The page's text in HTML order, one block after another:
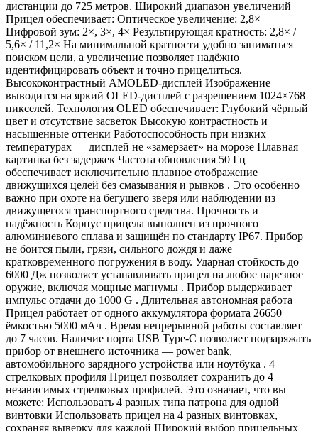
дистанции до 725 метров. Широкий диапазон увеличений
Прицел обеспечивает: Оптическое увеличение: 2,8×
Цифровой зум: 2×, 3×, 4× Результирующая кратность: 2,8× /
5,6× / 11,2× На минимальной кратности удобно заниматься
поиском цели, а увеличение позволяет надёжно
идентифицировать объект и точно прицелиться.
Высококонтрастный AMOLED-дисплей Изображение
выводится на яркий OLED-дисплей с разрешением 1024×768
пикселей. Технология OLED обеспечивает: Глубокий чёрный
цвет и отсутствие засветок Высокую контрастность и
насыщенные оттенки Работоспособность при низких
температурах — дисплей не «замерзает» на морозе Плавная
картинка без задержек Частота обновления 50 Гц
обеспечивает исключительно плавное отображение
движущихся целей без смазывания и рывков . Это особенно
важно при охоте на бегущего зверя или наблюдении из
движущегося транспортного средства. Прочность и
надёжность Корпус прицела выполнен из прочного
алюминиевого сплава и защищён по стандарту IP67. Прибор
не боится пыли, грязи, сильного дождя и даже
кратковременного погружения в воду. Ударная стойкость до
6000 Дж позволяет устанавливать прицел на любое нарезное
оружие, включая мощные магнумы . Прибор выдерживает
импульс отдачи до 1000 G . Длительная автономная работа
Прицел работает от одного аккумулятора формата 26650
ёмкостью 5000 мАч . Время непрерывной работы составляет
до 7 часов. Наличие порта USB Type-C позволяет подзаряжать
прибор от внешнего источника — power bank,
автомобильного зарядного устройства или ноутбука . 4
стрелковых профиля Прицел позволяет сохранить до 4
независимых стрелковых профилей. Это означает, что вы
можете: Использовать 4 разных типа патрона для одной
винтовки Использовать прицел на 4 разных винтовках,
сохраняя выверку для каждой Широкий выбор прицельных